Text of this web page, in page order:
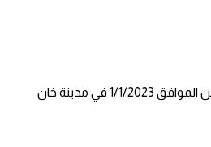
استمرارا في حملة الاغاثة الانسانية العاجلة قامت #الهيئة_الخيرية_لإغاثة_الشعب_الفلسطيني بتوسيع العمل الانساني ليشمل كافة مناطق قطاع غزة ، حيث نفذت اليوم الاثنين الموافق 1/1/2023 في مدينة خان